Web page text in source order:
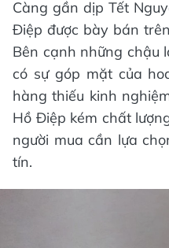
Càng gần dịp Tết
Điệp được bày bán
Bên cạnh những chậu
có sự góp mặt của
hàng thiếu kinh
Hồ Điệp kém chất
người mua cần lựa
tín.